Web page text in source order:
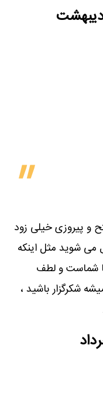
و پیروزی خیلی زود
می شوید مثل اینکه
شماست و لطف
شکرگزار باشید ،